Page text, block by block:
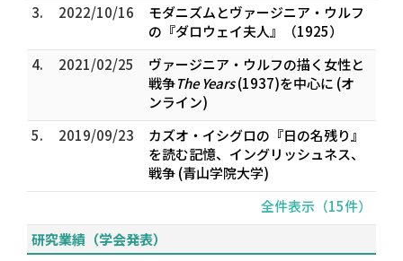
3.
2022/10/16
モダニズムとヴァージニア・ウルフ
の『ダロウェイ夫人』（1925）
4.
2021/02/25
ヴァージニア・ウルフの描く女性と
戦争――The Years(1937)を中心に (オ
ンライン)
5.
2019/09/23
カズオ・イシグロの『日の名残り』
を読む――記憶、イングリッシュネス、
戦争 (青山学院大学)
全件表示（15件）
研究業績（学会発表）